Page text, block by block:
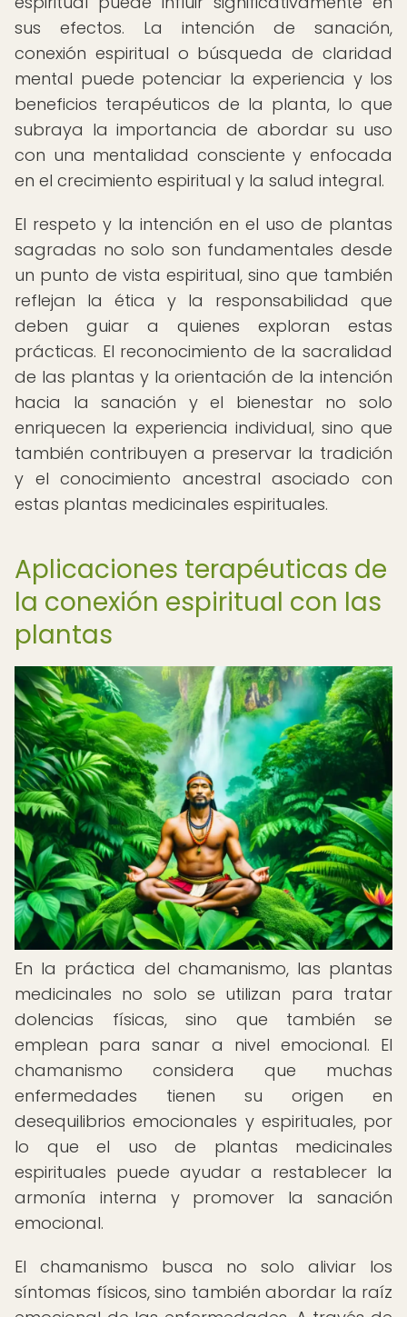
sus efectos. La intención de sanación,
conexión espiritual o búsqueda de claridad
mental puede potenciar la experiencia y los
beneficios terapéuticos de la planta, lo que
subraya la importancia de abordar su uso
con una mentalidad consciente y enfocada
en el crecimiento espiritual y la salud integral.
El respeto y la intención en el uso de plantas
sagradas no solo son fundamentales desde
un punto de vista espiritual, sino que también
reflejan la ética y la responsabilidad que
deben guiar a quienes exploran estas
prácticas. El reconocimiento de la sacralidad
de las plantas y la orientación de la intención
hacia la sanación y el bienestar no solo
enriquecen la experiencia individual, sino que
también contribuyen a preservar la tradición
y el conocimiento ancestral asociado con
estas plantas medicinales espirituales.
Aplicaciones terapéuticas de
la conexión espiritual con las
plantas
En la práctica del chamanismo, las plantas
medicinales no solo se utilizan para tratar
dolencias físicas, sino que también se
emplean para sanar a nivel emocional. El
chamanismo considera que muchas
enfermedades tienen su origen en
desequilibrios emocionales y espirituales, por
lo que el uso de plantas medicinales
espirituales puede ayudar a restablecer la
armonía interna y promover la sanación
emocional.
El chamanismo busca no solo aliviar los
síntomas físicos, sino también abordar la raíz